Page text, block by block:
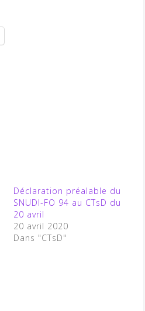
Déclaration préalable du
SNUDI-FO 94 au CTsD du
20 avril
20 avril 2020
Dans "CTsD"